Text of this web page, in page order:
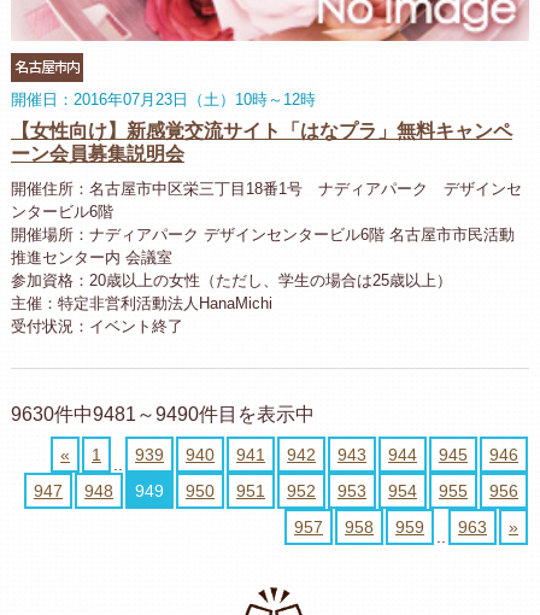
名古屋市内
開催日：2016年07月23日（土）10時～12時
【女性向け】新感覚交流サイト「はなプラ」無料キャンペ
ーン会員募集説明会
開催住所：名古屋市中区栄三丁目18番1号 ナディアパーク デザインセ
ンタービル6階
開催場所：ナディアパーク デザインセンタービル6階 名古屋市市民活動
推進センター内 会議室
参加資格：20歳以上の女性（ただし、学生の場合は25歳以上）
主催：特定非営利活動法人HanaMichi
受付状況：イベント終了
9630件中9481～9490件目を表示中
« 1 939 940 941 942 943 944 945
946
947
948 949 950 951 952 953 954 955
956
957
958 959 963 »